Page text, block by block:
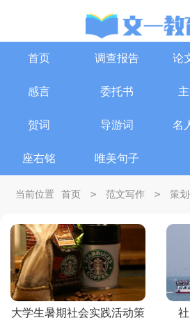
首页 调查报告 论
感言 委托书
贺词 导游词 名
座右铭 唯美句子
当前位置 首页 > 范文写作 > 策
大学生暑期社会实践活动策